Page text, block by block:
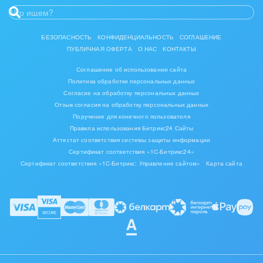
БЕЗОПАСНОСТЬ КОНФИДЕНЦИАЛЬНОСТЬ
СОГЛАШЕНИЕ
ПУБЛИЧНАЯ ОФЕРТА
О НАС КОНТАКТЫ
Соглашение об использовании сайта
Политика обработки персональных данных
Согласие на обработку персональных данных
Отзыв согласия на обработку персональных данных
Поручение для конечного пользователя
Правила использования Битрикс24 Сайты
Аттестат соответствия системы защиты информации
Сертификат соответствия «1С-Битрикс24»
Сертификат соответствия «1С-Битрикс: Управление сайтом»
Карта сайта